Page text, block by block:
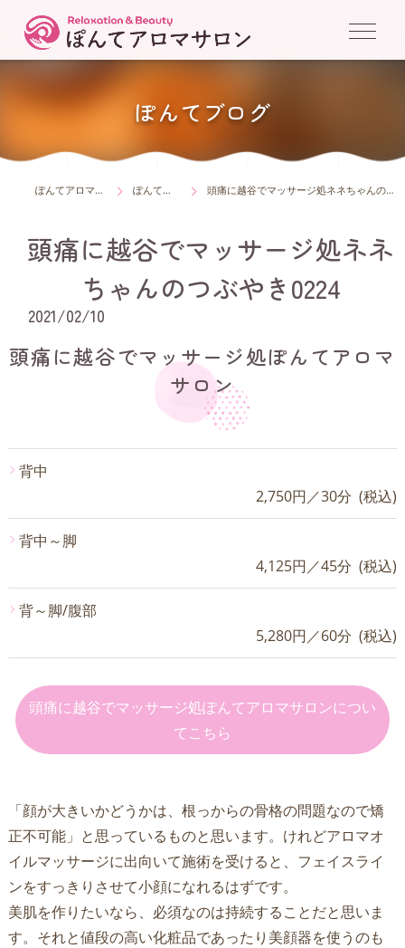
ぽんてブログ
ぽんてアロマサロン ぽんてブログ 頭痛に越谷でマッサージ処ネネちゃんのつぶやき0224
頭痛に越谷でマッサージ処ネネ
ちゃんのつぶやき0224
2021/02/10
頭痛に越谷でマッサージ処ぽんてアロマ
サロン
背中
2,750円／30分 (税込)
背中～脚
4,125円／45分 (税込)
背～脚/腹部
5,280円／60分 (税込)
頭痛に越谷でマッサージ処ぽんてアロマサロンについ
てこちら
「顔が大きいかどうかは、根っからの骨格の問題なので矯
正不可能」と思っているものと思います。けれどアロマオ
イルマッサージに出向いて施術を受けると、フェイスライ
ンをすっきりさせて小顔になれるはずです。
美肌を作りたいなら、必須なのは持続することだと思いま
す。それと値段の高い化粧品であったり美顔器を使うのも